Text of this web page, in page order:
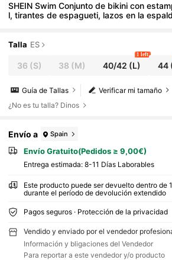
SHEIN Swim Conjunto de bikini con
l, tirantes de espagueti, lazos en la
Talla ES
36 (S) 38 (M) 40/42 (L)
1 left
44
Verificar mi tamaño
Guía de Tallas
¿No es tu talla? Dinos
Envío a Spain
Envío Gratuito(Pedidos ≥ 9,00€)
Entrega estimada: 8-11 Días Laborables
Este producto puede ser devuelto dentro de
durante el período de devolución extendido
Pagos seguros · Protección de la privacidad
Vendido y enviado por el vendedor
Información y bligaciones del Vendedor
Para reportar a este vendedor y/o producto